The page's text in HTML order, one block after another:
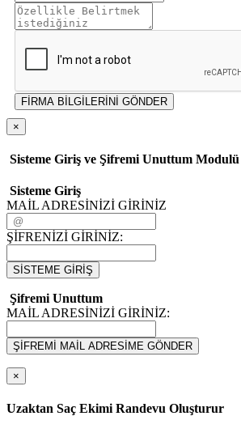
FİRMA BİLGİLERİNİ GÖNDER
×
Sisteme Giriş ve Şifremi Unuttum Modulü
Sisteme Giriş
MAİL ADRESİNİZİ GİRİNİZ
ŞİFRENİZİ GİRİNİZ:
SİSTEME GİRİŞ
Şifremi Unuttum
MAİL ADRESİNİZİ GİRİNİZ:
ŞİFREMİ MAİL ADRESİME GÖNDER
×
Uzaktan Saç Ekimi Randevu Oluşturur